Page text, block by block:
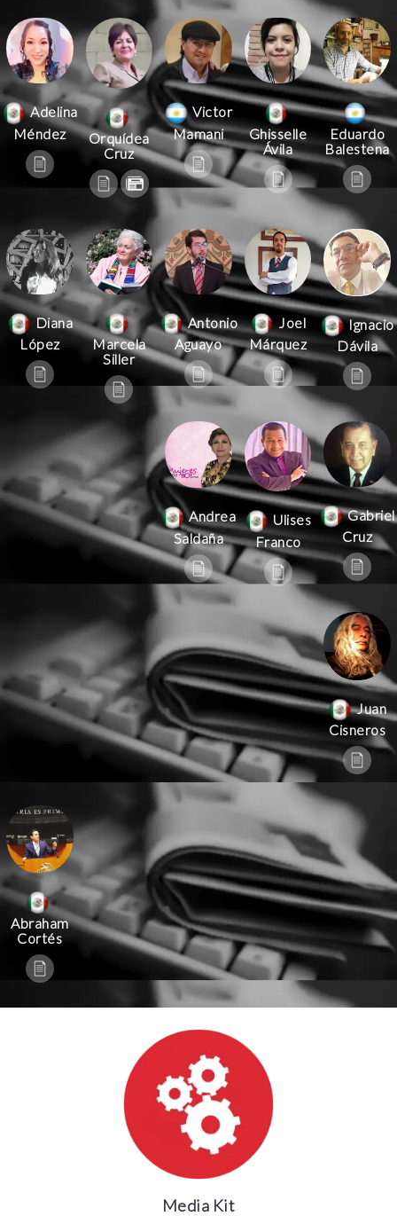
Adelina
Méndez
Orquídea
Cruz
Victor
Mamani
Ghisselle
Ávila
Eduardo
Balestena
Diana
López
Marcela
Siller
Antonio
Aguayo
Joel
Márquez
Ignacio
Dávila
Andrea
Saldaña
Ulises
Franco
Gabriel
Cruz
Juan
Cisneros
Abraham
Cortés
Media Kit